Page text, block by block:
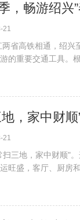
，畅游绍兴
21
两省高铁相通，绍兴
的重要交通工具。
地，家中财
21
扫三地，家中财顺"
旺盛，客厅、厨房
，更别说邀请朋友